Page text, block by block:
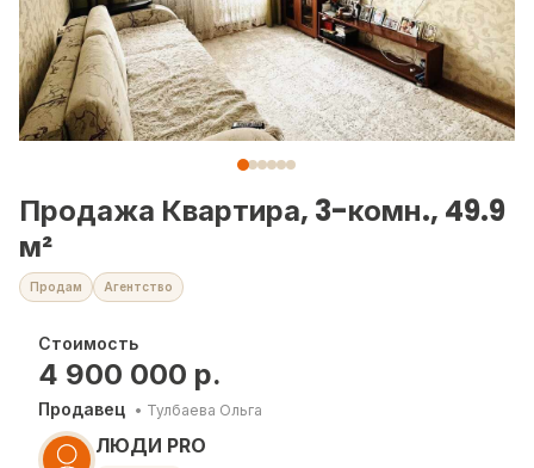
Продажа Квартира, 3-комн., 49.9
м²
Продам Агентство
Стоимость
4 900 000 р.
Продавец • Тулбаева Ольга
ЛЮДИ PRO